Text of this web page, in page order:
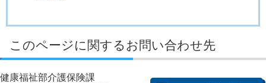
このページに関するお問い合わせ先
健康福祉部介護保険課